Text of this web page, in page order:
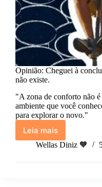
Opinião: Cheguei à
não existe.
"A zona de conforto não
ambiente que você
para explorar o novo."
Leia mais
Opinião:
Cheguei
conclusão
Wellas Diniz 🧡